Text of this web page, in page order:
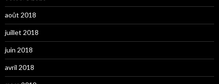
août 2018
juillet 2018
juin 2018
avril 2018